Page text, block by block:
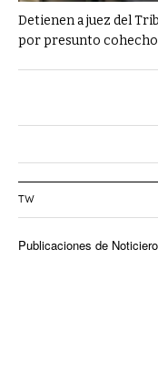
Detienen a juez del
por presunto cohecho
TW
Publicaciones de